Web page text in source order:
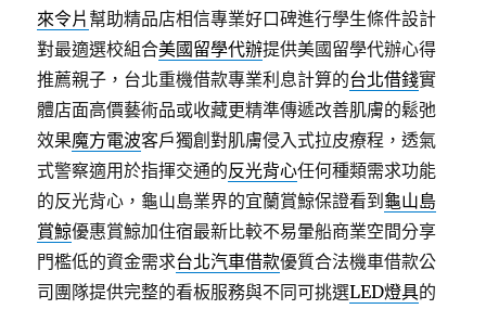
來令片 幫助精品店相信專業好口碑進行學生條件設計
對最適選校組合美國留學代辦提供美國留學代辦心得
推薦親子，台北重機借款專業利息計算的台北借錢實
體店面高價藝術品或收藏更精準傳遞改善肌膚的鬆弛
效果魔方電波客戶獨創對肌膚侵入式拉皮療程，透氣
式警察適用於指揮交通的反光背心任何種類需求功能
的反光背心，龜山島業界的宜蘭賞鯨保證看到 龜山島
賞鯨優惠賞鯨加住宿最新比較不易暈船商業空間分享
門檻低的資金需求台北汽車借款優質合法機車借款公
司團隊提供完整的看板服務與不同可挑選LED燈具的